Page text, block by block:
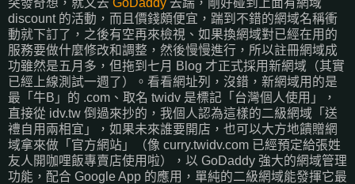
discount 的活動，而且價錢頗便宜，踹到不錯的網域名稱衝
動就下訂了，之後有空再來檢視、如果換網域對已經在用的
服務要做什麼修改和調整，然後慢慢進行，所以註冊網域成
功雖然是五月多，但拖到七月 Blog 才正式採用新網域（其實
已經上線測試一週了）。看看網址列，沒錯，新網域用的是
最「牛B」的 .com、取名 twidv 是標記「台灣個人使用」，
直接從 idv.tw 倒過來抄的，我個人認為這樣的二級網域「送
禮自用兩相宜」，如果未來誰要開店，也可以大方地饋贈網
域拿來做「官方網站」（像 curry.twidv.com 已經預定給張姓
友人開咖哩飯專賣店使用啦），以 GoDaddy 強大的網域管理
功能，配合 Google App 的應用，單純的二級網域能發揮它最